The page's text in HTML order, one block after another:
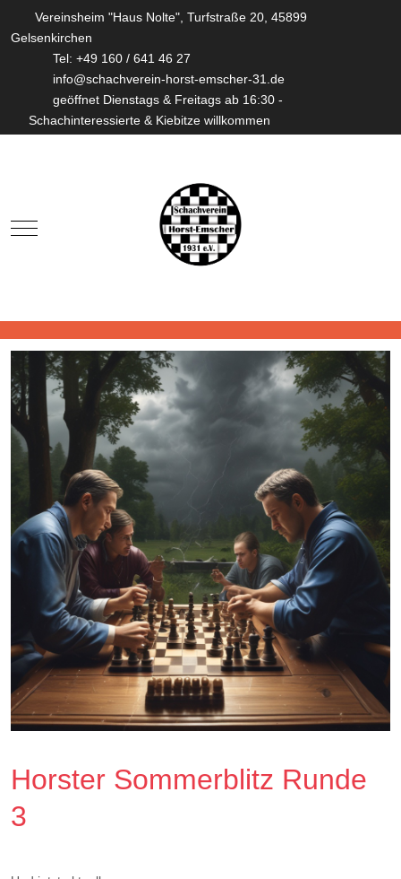
Vereinsheim "Haus Nolte", Turfstraße 20, 45899
Gelsenkirchen
Tel: +49 160 / 641 46 27
info@schachverein-horst-emscher-31.de
geöffnet Dienstags & Freitags ab 16:30 -
Schachinteressierte & Kiebitze willkommen
Mobile Menu Toggle
Horster Sommerblitz Runde
3